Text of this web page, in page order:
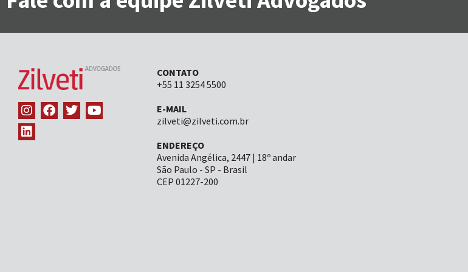
CONTATO
+55 11 3254 5500
E-MAIL
zilveti@zilveti.com.br
ENDEREÇO
Avenida Angélica, 2447 | 18º andar
São Paulo - SP - Brasil
CEP 01227-200